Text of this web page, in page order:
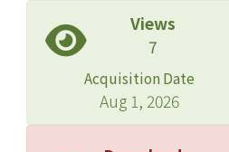
Views
7
Acquisition Date
Aug 1, 2026